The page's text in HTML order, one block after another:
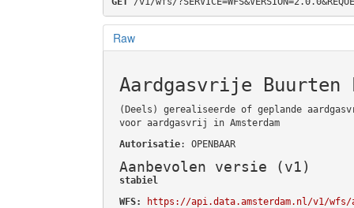
Raw
Aardgasvrije
(Deels) gerealiseerde of geplande
voor aardgasvrij in Amsterdam
Autorisatie: OPENBAAR
Aanbevolen versie (v1)
stabiel
WFS:
https://api.data.amsterdam.nl/v1/wfs/